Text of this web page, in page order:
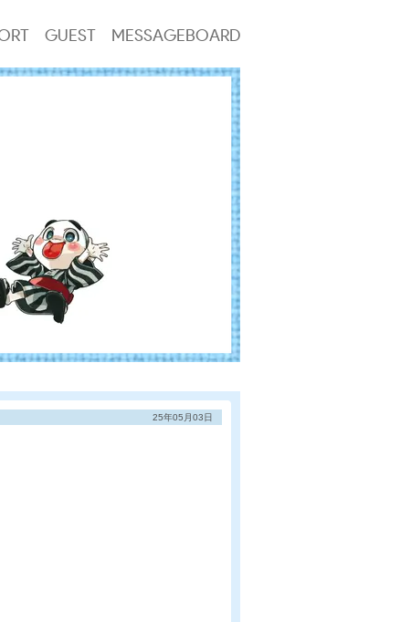
GUEST MESSAGEBOARD
25年05月03日